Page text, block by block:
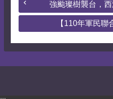
強颱璨樹襲台，
【110年軍民聯